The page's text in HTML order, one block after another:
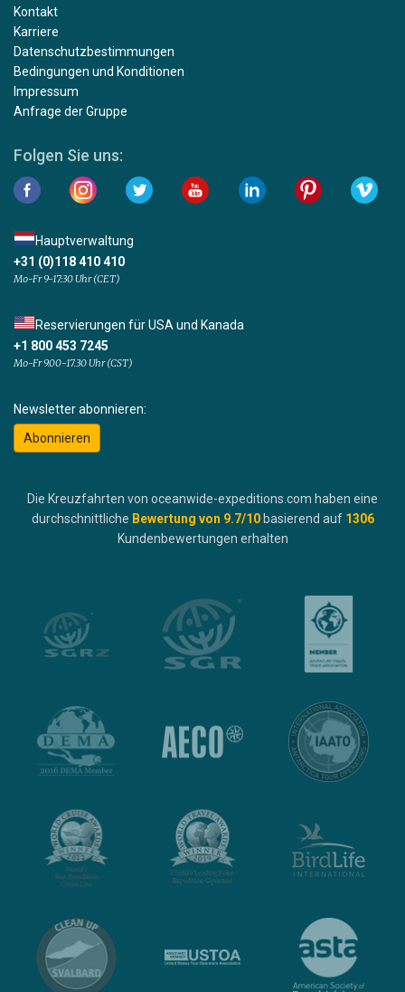
Kontakt
Karriere
Datenschutzbestimmungen
Bedingungen und Konditionen
Impressum
Anfrage der Gruppe
Folgen Sie uns:
Hauptverwaltung
+31 (0)118 410 410
Mo-Fr 9-17:30 Uhr (CET)
Reservierungen für USA und Kanada
+1 800 453 7245
Mo-Fr 9.00-17.30 Uhr (CST)
Newsletter abonnieren:
Abonnieren
Die Kreuzfahrten von oceanwide-expeditions.com haben eine
durchschnittliche Bewertung von 9.7/10 basierend auf 1306
Kundenbewertungen erhalten